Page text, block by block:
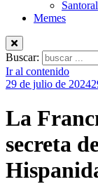
Santoral
Memes
Buscar:
Ir al contenido
29 de julio de 2024
La
secreta